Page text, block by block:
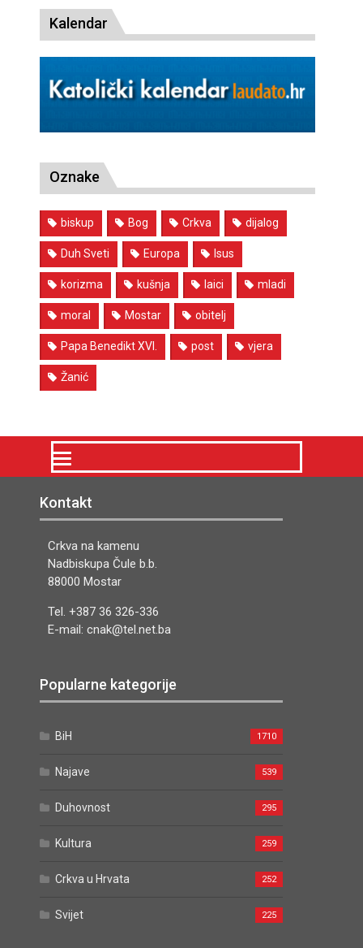
Kalendar
Oznake
biskup Bog Crkva dijalog
Duh Sveti Europa Isus
korizma kušnja laici mladi
moral Mostar obitelj
Papa Benedikt XVI. post vjera
Žanić
Kontakt
Crkva na kamenu
Nadbiskupa Čule b.b.
88000 Mostar
Tel. +387 36 326-336
E-mail: cnak@tel.net.ba
Popularne kategorije
BiH 1710
Najave 539
Duhovnost 295
Kultura 259
Crkva u Hrvata 252
Svijet 225